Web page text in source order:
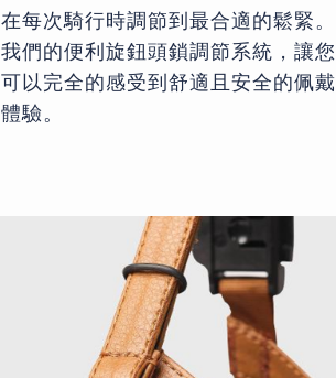
在每次騎行時調節到最合適的鬆緊。
我們的便利旋鈕頭鎖調節系統，讓您
可以完全的感受到舒適且安全的佩戴
體驗。